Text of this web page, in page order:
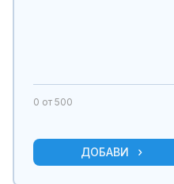
0 от 500
ДОБАВИ